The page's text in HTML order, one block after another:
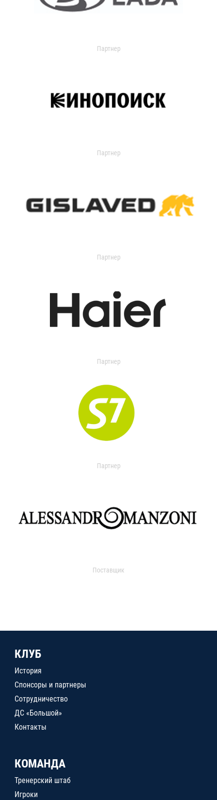
Партнер
Партнер
Партнер
Партнер
Партнер
Поставщик
КЛУБ
История
Спонсоры и партнеры
Сотрудничество
ДС «Большой»
Контакты
КОМАНДА
Тренерский штаб
Игроки